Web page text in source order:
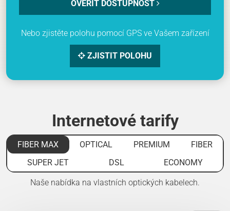
OVĚŘIT DOSTUPNOST
Nebo zjistěte polohu pomocí GPS ve Vašem zařízení
ZJISTIT POLOHU
Internetové tarify
FIBER MAX OPTICAL PREMIUM
FIBER
SUPER JET
DSL ECONOMY
Naše nabídka na vlastních optických kabelech.